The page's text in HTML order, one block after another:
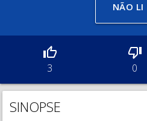
NÃO LI
3 0
SINOPSE